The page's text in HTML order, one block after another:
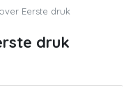
Eerste druk
druk